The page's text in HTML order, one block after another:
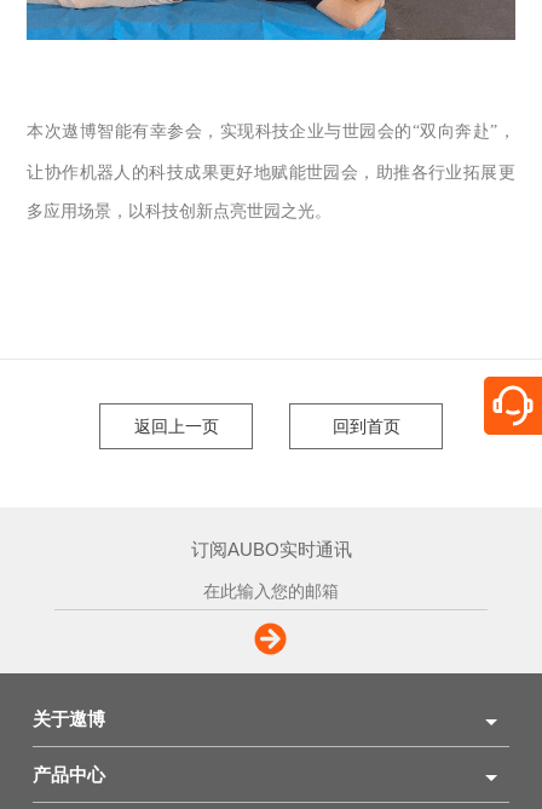
本次遨博智能有幸参会，实现科技企业与世园会的“双向奔赴” ，
让协作机器人的科技成果更好地赋能世园会，助推各行业拓展更
多应用场景，以科技创新点亮世园之光。
返回上一页 回到首页
订阅AUBO实时通讯
关于遨博
产品中心